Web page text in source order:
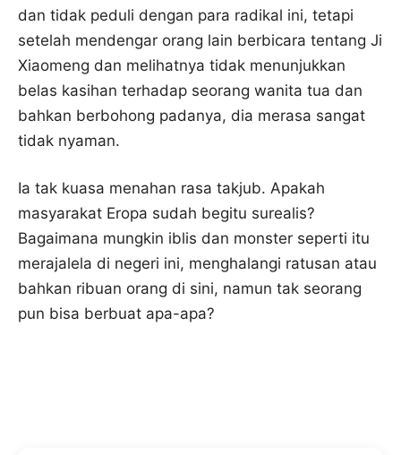
dan tidak peduli dengan para radikal ini, tetapi
setelah mendengar orang lain berbicara tentang Ji
Xiaomeng dan melihatnya tidak menunjukkan
belas kasihan terhadap seorang wanita tua dan
bahkan berbohong padanya, dia merasa sangat
tidak nyaman.
Ia tak kuasa menahan rasa takjub. Apakah
masyarakat Eropa sudah begitu surealis?
Bagaimana mungkin iblis dan monster seperti itu
merajalela di negeri ini, menghalangi ratusan atau
bahkan ribuan orang di sini, namun tak seorang
pun bisa berbuat apa-apa?